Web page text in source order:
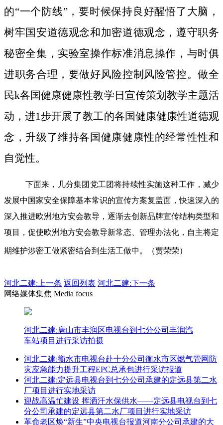
的“一个防线”，要时候保持良好醒悟了大脑，
树牢国安道德观念和加密道德观念，遵守职务
秘密全集，实验室操作标准消息操作，与时俱
进职务合理，要做好风险控制风险管控。做全
民k各国健康健康性教学日宣传策划教学主题活
动，进1步开展了教工的各国健康健康性道德观
念，升级了维持各国健康健康性的经常性性和
自觉性。
下面来，几分集团党工团将持续性实施这种工作，减少
发展中国家安全保障基本常识的宣传方案复盖面，快速深入的
深入推进欧洲地方安会教导，逐渐去创新品牌宣传结构类型和
项目，促使欧洲地方安会教导新常态、管理办法化，自主将定
期维护涉密工做紧密结合到生活工做中。（贾荣荣）
河北二建: 上一条 返回列表 河北二建:下一条
网络媒体集焦 Media focus
河北二建:唐山市丰润区电视台到七分公司丰润汽
车站项目进行采访拍摄
河北二建:衡水市电视台赴十分公司衡水市区燃气管网防
灾应急能力提升工程EPC总承包进行采访报道
河北二建:定远县电视台到七分公司承建的定远县第二水
厂项目进行实地采访
迎战高温忙建设 挥洒汗水保供水——定远县电视台到七
分公司承建的定远县第二水厂项目进行实地采访
革命老区焕“新生”中央电视台报道河南分公司承建的大